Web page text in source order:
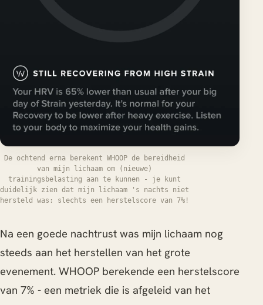
De ochtend erna berekent WHOOP de bereidheid
van mijn lichaam om (nieuwe)
trainingsbelasting aan te kunnen - je kunt
duidelijk zien dat mijn lichaam 's nachts niet
hersteld was: slechts een herstelscore van 7%!
Na een goede nachtrust was mijn lichaam nog
steeds aan het herstellen van het grote
evenement. WHOOP berekende een herstelscore
van 7% - een metriek die is afgeleid van het